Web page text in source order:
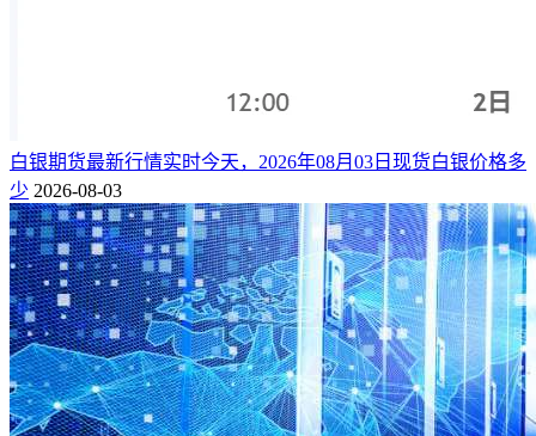
白银期货最新行情实时今天，2026年08月03日现货白银价格多
少 2026-08-03